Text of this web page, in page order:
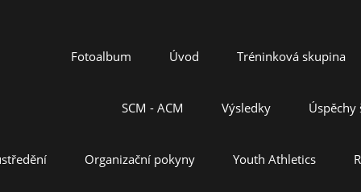
Fotoalbum Úvod Tréninková skupina
SCM - ACM Výsledky Úspěchy
Organizační pokyny Youth Athletics